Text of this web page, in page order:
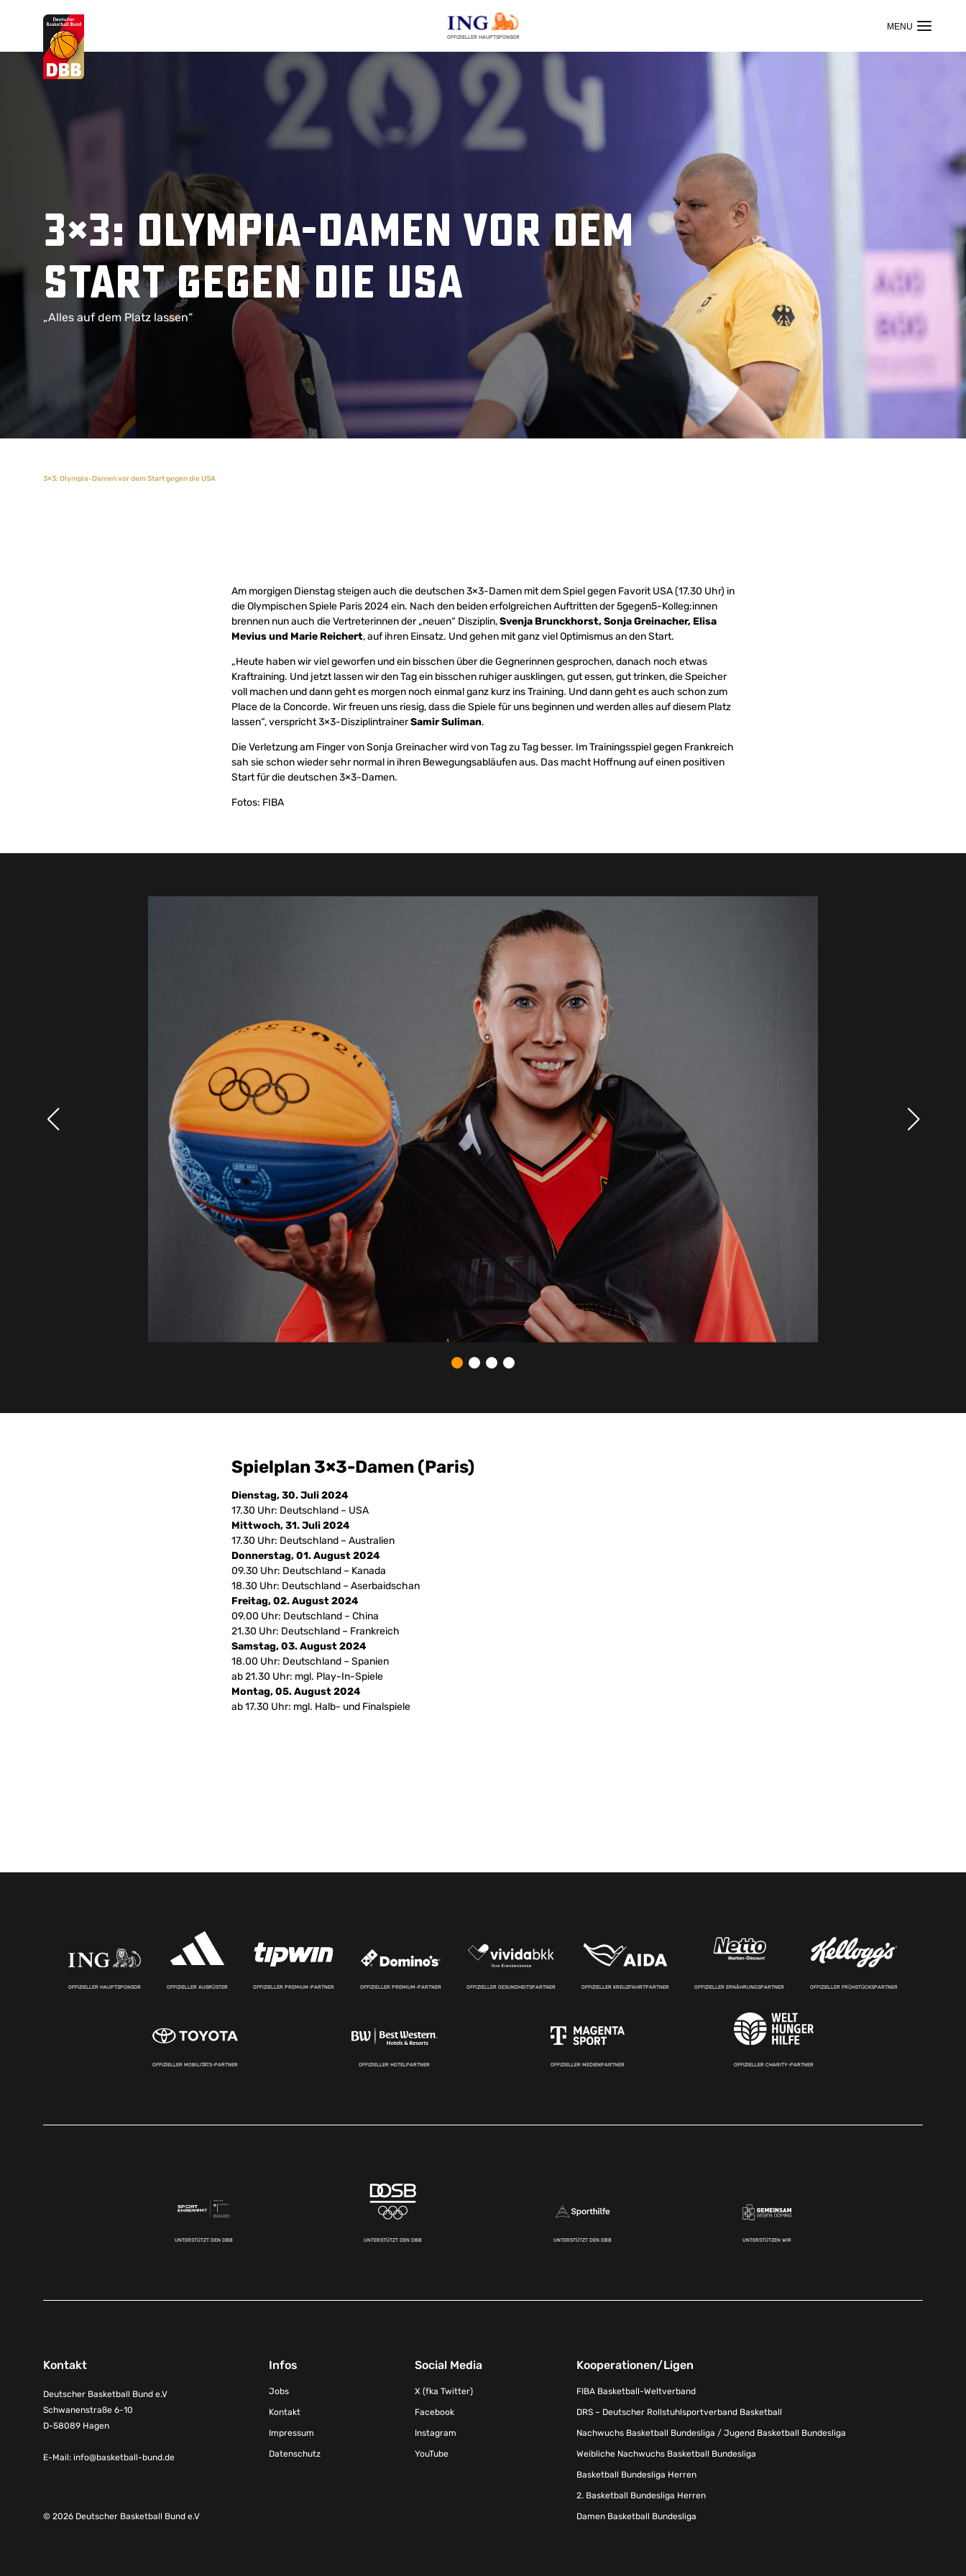
OFFIZIELLER HAUPTSPONSOR
Suchvorschläge
3×3: Olympia-Damen vor dem
Start gegen die USA
„Alles auf dem Platz lassen“
3×3: Olympia-Damen vor dem Start gegen die USA
Am morgigen Dienstag steigen auch die deutschen 3×3-Damen mit dem Spiel gegen Favorit USA (17.30 Uhr) in
die Olympischen Spiele Paris 2024 ein. Nach den beiden erfolgreichen Auftritten der 5gegen5-Kolleg:innen
brennen nun auch die Vertreterinnen der „neuen“ Disziplin,Svenja Brunckhorst, Sonja Greinacher, Elisa
Mevius und Marie Reichert, auf ihren Einsatz. Und gehen mit ganz viel Optimismus an den Start.
„Heute haben wir viel geworfen und ein bisschen über die Gegnerinnen gesprochen, danach noch etwas
Kraftraining. Und jetzt lassen wir den Tag ein bisschen ruhiger ausklingen, gut essen, gut trinken, die Speicher
voll machen und dann geht es morgen noch einmal ganz kurz ins Training. Und dann geht es auch schon zum
Place de la Concorde. Wir freuen uns riesig, dass die Spiele für uns beginnen und werden alles auf diesem Platz
lassen“, verspricht 3×3-DisziplintrainerSamir Suliman.
Die Verletzung am Finger von Sonja Greinacher wird von Tag zu Tag besser. Im Trainingsspiel gegen Frankreich
sah sie schon wieder sehr normal in ihren Bewegungsabläufen aus. Das macht Hoffnung auf einen positiven
Start für die deutschen 3×3-Damen.
Fotos: FIBA
Spielplan 3×3-Damen (Paris)
Dienstag, 30. Juli 2024
17.30 Uhr: Deutschland – USA
Mittwoch, 31. Juli 2024
17.30 Uhr: Deutschland – Australien
Donnerstag, 01. August 2024
09.30 Uhr: Deutschland – Kanada
18.30 Uhr: Deutschland – Aserbaidschan
Freitag, 02. August 2024
09.00 Uhr: Deutschland – China
21.30 Uhr: Deutschland – Frankreich
Samstag, 03. August 2024
18.00 Uhr: Deutschland – Spanien
ab 21.30 Uhr: mgl. Play-In-Spiele
Montag, 05. August 2024
ab 17.30 Uhr: mgl. Halb- und Finalspiele
OFFIZIELLER HAUPTSPONSOR OFFIZIELLER AUSRÜSTER OFFIZIELLER PREMIUM-PARTNER OFFIZIELLER PREMIUM-PARTNER OFFIZIELLER GESUNDHEITSPARTNER OFFIZIELLER KREUZFAHRTPARTNER OFFIZIELLER ERNÄHRUNGSPARTNER OFFIZIELLER FRÜHSTÜCKSPARTNER
OFFIZIELLER MOBILITÄTS-PARTNER OFFIZIELLER HOTELPARTNER OFFIZIELLER MEDIENPARTNER OFFIZIELLER CHARITY-PARTNER
UNTERSTÜTZT DEN DBB UNTERSTÜTZT DEN DBB UNTERSTÜTZT DEN DBB UNTERSTÜTZEN WIR
Kontakt
Deutscher Basketball Bund e.V
Schwanenstraße 6-10
D-58089 Hagen
E-Mail: info@basketball-bund.de
Infos
Jobs
Kontakt
Impressum
Datenschutz
Social Media
X (fka Twitter)
Facebook
Instagram
YouTube
Kooperationen/Ligen
FIBA Basketball-Weltverband
DRS – Deutscher Rollstuhlsportverband Basketball
Nachwuchs Basketball Bundesliga / Jugend Basketball Bundesliga
Weibliche Nachwuchs Basketball Bundesliga
Basketball Bundesliga Herren
2. Basketball Bundesliga Herren
Damen Basketball Bundesliga
© 2026 Deutscher Basketball Bund e.V